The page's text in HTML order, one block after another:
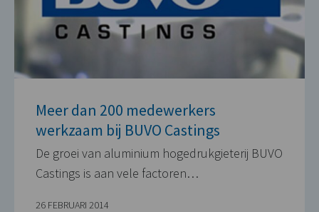
Meer dan 200 medewerkers
werkzaam bij BUVO Castings
De groei van aluminium hogedrukgieterij BUVO
Castings is aan vele factoren…
26 FEBRUARI 2014